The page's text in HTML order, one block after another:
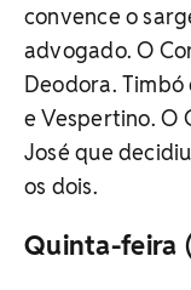
convence o
advogado. O
Deodora. Timbó
e Vespertino. O
José que
os dois.
Quinta-feira